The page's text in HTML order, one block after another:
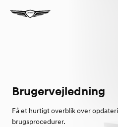
Brugervejledning
Få et hurtigt overblik over
brugsprocedurer.